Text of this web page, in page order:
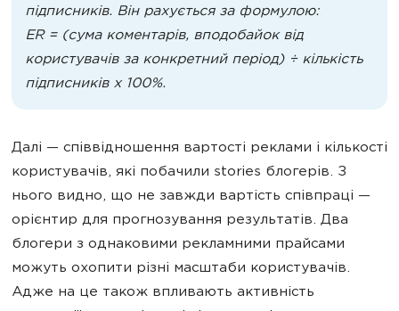
підписників. Він рахується за формулою:
ER = (сума коментарів, вподобайок від
користувачів за конкретний період) ÷ кількість
підписників х 100%.
Далі — співвідношення вартості реклами і кількості
користувачів, які побачили stories блогерів. З
нього видно, що не завжди вартість співпраці —
орієнтир для прогнозування результатів. Два
блогери з однаковими рекламними прайсами
можуть охопити різні масштаби користувачів.
Адже на це також впливають активність